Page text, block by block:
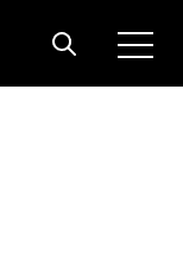
Open
Open search